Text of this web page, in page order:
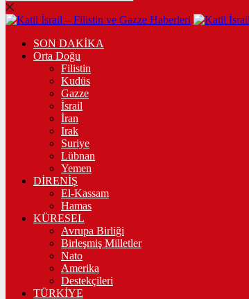
SON DAKİKA
Orta Doğu
Filistin
Kudüs
Gazze
İsrail
İran
Irak
Suriye
Lübnan
Yemen
DİRENİŞ
El-Kassam
Hamas
KÜRESEL
Avrupa Birliği
Birleşmiş Milletler
Nato
Amerika
Destekçileri
TÜRKİYE